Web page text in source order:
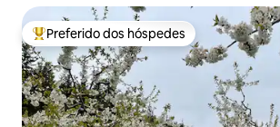
Entre os melhores preferidos dos hóspedes
Preferido dos hóspedes